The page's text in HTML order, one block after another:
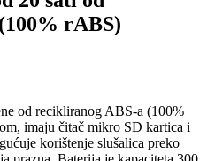
rABS)
od recikliranog ABS-a (100%
imaju čitač mikro SD kartica i
korištenje slušalica preko